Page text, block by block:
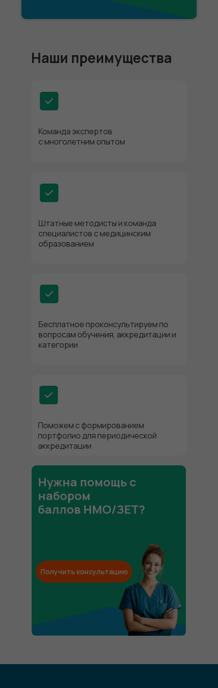
Наши преимущества
Команда экспертов
с многолетним опытом
Поможем с формированием
портфолио для периодической
аккредитации
Бесплатное проконсультируем по
вопросам обучения, аккредитации и
категории
Штатные методисты и команда
специалистов с медицинским
образованием
Получить консультацию
Нужна помощь с
набором
баллов НМО/ЗЕТ?